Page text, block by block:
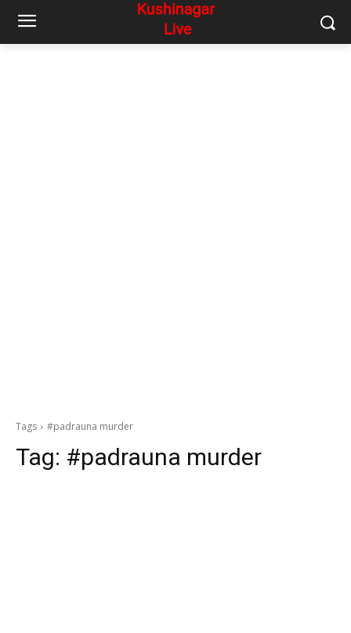
Tags #padrauna murder
Tag: #padrauna murder